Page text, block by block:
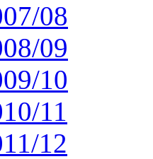
08
09
10
11
12